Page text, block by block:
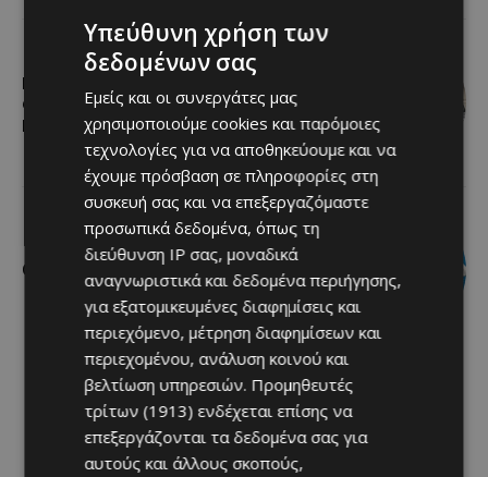
Η Mercedes-Benz γιορτάζει έναν
αιώνα ιστορίας και κοιτάζει προς το
μέλλον
Ο τουρισμός ως εθνική υπόθεση
Υπεύθυνη χρήση των
δεδομένων σας
Εμείς και οι συνεργάτες μας
χρησιμοποιούμε cookies και παρόμοιες
τεχνολογίες για να αποθηκεύουμε και να
έχουμε πρόσβαση σε πληροφορίες στη
συσκευή σας και να επεξεργαζόμαστε
προσωπικά δεδομένα, όπως τη
διεύθυνση IP σας, μοναδικά
αναγνωριστικά και δεδομένα περιήγησης,
για εξατομικευμένες διαφημίσεις και
περιεχόμενο, μέτρηση διαφημίσεων και
περιεχομένου, ανάλυση κοινού και
βελτίωση υπηρεσιών. Προμηθευτές
τρίτων (1913) ενδέχεται επίσης να
επεξεργάζονται τα δεδομένα σας για
αυτούς και άλλους σκοπούς,